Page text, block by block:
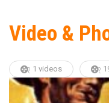
Video &
1 videos